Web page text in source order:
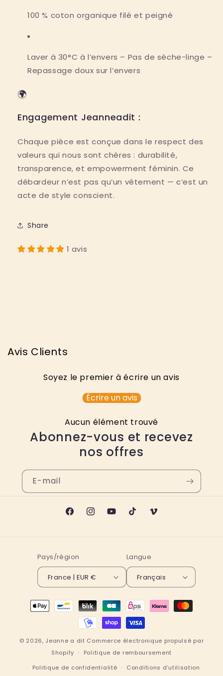
100 % coton organique filé et peigné
Laver à 30°C à l’envers – Pas de sèche-linge –
Repassage doux sur l’envers
🌍
Engagement Jeanneadit :
Chaque pièce est conçue dans le respect des
valeurs qui nous sont chères : durabilité,
transparence, et empowerment féminin. Ce
débardeur n’est pas qu’un vêtement — c’est un
acte de style conscient.
Share
1 avis
Avis Clients
Soyez le premier à écrire un avis
Écrire un avis
Aucun élément trouvé
Abonnez-vous et recevez
nos offres
E-mail
FacebookInstagramYouTubeTikTok Vimeo
Pays/région
France | EUR €
Langue
Français
Moyens
© 2026, Jeanne a dit Commerce électronique propulsé par
Shopify
Politique de remboursement
Politique de confidentialité
Conditions d’utilisation